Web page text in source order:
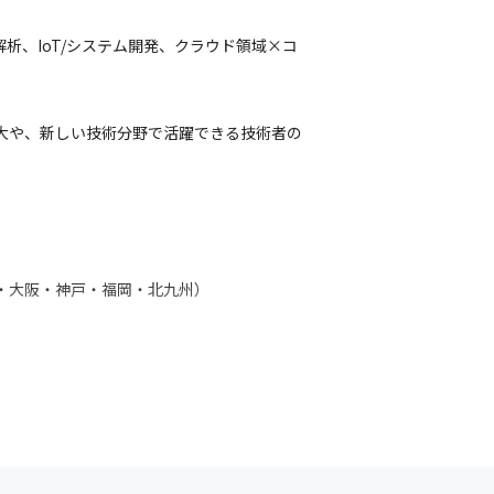
析、IoT/システム開発、クラウド領域×コ
、新しい技術分野で活躍できる技術者の
阪・神戸・福岡・北九州）